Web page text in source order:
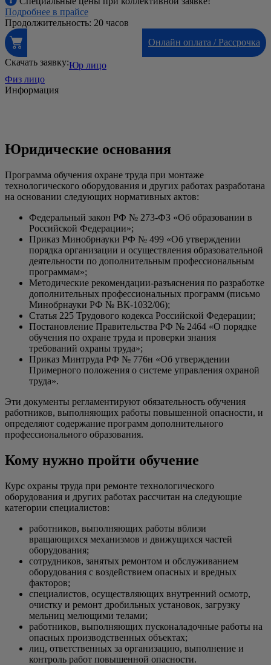
Подробнее в прайсе
Продолжительность: 20 часов
Онлайн оплата / Рассрочка
Скачать заявку:Юр лицо
Физ лицо
Информация
Юридические основания
Программа обучения охране труда при монтаже
технологического оборудования и других работах разработана
на основании следующих нормативных актов:
Федеральный закон РФ № 273-ФЗ «Об образовании в
Российской Федерации»;
Приказ Минобрнауки РФ № 499 «Об утверждении
порядка организации и осуществления образовательной
деятельности по дополнительным профессиональным
программам»;
Методические рекомендации-разъяснения по разработке
дополнительных профессиональных программ (письмо
Минобрнауки РФ № ВК-1032/06);
Статья 225 Трудового кодекса Российской Федерации;
Постановление Правительства РФ № 2464 «О порядке
обучения по охране труда и проверки знания
требований охраны труда»;
Приказ Минтруда РФ № 776н «Об утверждении
Примерного положения о системе управления охраной
труда».
Эти документы регламентируют обязательность обучения
работников, выполняющих работы повышенной опасности, и
определяют содержание программ дополнительного
профессионального образования.
Кому нужно пройти обучение
Курс охраны труда при ремонте технологического
оборудования и других работах рассчитан на следующие
категории специалистов:
работников, выполняющих работы вблизи
вращающихся механизмов и движущихся частей
оборудования;
сотрудников, занятых ремонтом и обслуживанием
оборудования с воздействием опасных и вредных
факторов;
специалистов, осуществляющих внутренний осмотр,
очистку и ремонт дробильных установок, загрузку
мельниц мелющими телами;
работников, выполняющих пусконаладочные работы на
опасных производственных объектах;
лиц, ответственных за организацию, выполнение и
контроль работ повышенной опасности.